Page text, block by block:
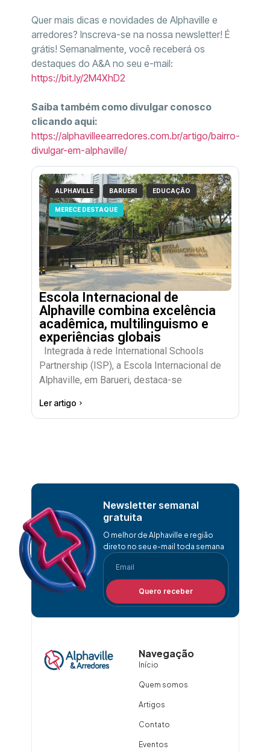
Quer mais dicas e novidades de Alphaville e
arredores? Inscreva-se na nossa newsletter! É
grátis! Semanalmente, você receberá os
destaques do A&A no seu e-mail:
https://bit.ly/2M4XhD2
Saiba também como divulgar conosco
clicando aqui:
https://alphavilleearredores.com.br/artigo/bairro-
divulgar-em-alphaville/
ALPHAVILLE BARUERI EDUCAÇÃO
MERECE DESTAQUE
Escola Internacional de
Alphaville combina excelência
acadêmica, multilinguismo e
experiências globais
Integrada à rede International Schools
Partnership (ISP), a Escola Internacional de
Alphaville, em Barueri, destaca-se
Ler artigo
Newsletter semanal
gratuita
O melhor de Alphaville e região
direto no seu e-mail toda semana
Quero receber
Navegação
Início
Quem somos
Artigos
Contato
Eventos